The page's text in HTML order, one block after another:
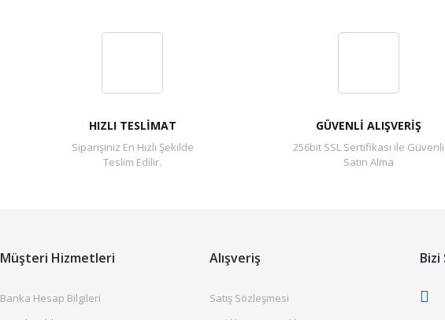
HIZLI TESLİMAT
Siparişiniz En Hızlı Şekilde
Teslim Edilir.
GÜVENLİ ALIŞVERİŞ
256bit SSL Sertifikası ile Güvenli
Satın Alma
Müşteri Hizmetleri
Banka Hesap Bilgileri
Alışveriş
Satış Sözleşmesi
Bizi